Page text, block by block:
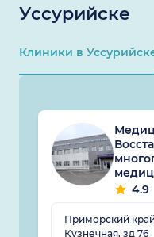
Уссурийске
Клиники в
4.9
Приморский
Кузнечная, зд 76